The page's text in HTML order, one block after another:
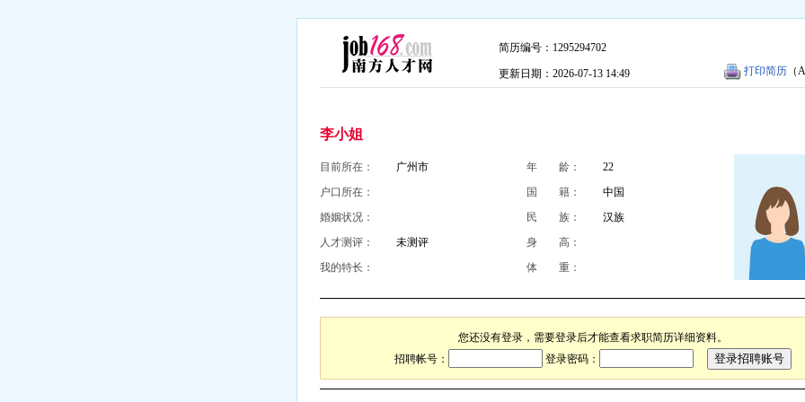
简历编号：1295294702
更新日期：2026-07-13 14:49 打印简历（
李小姐
目前所在： 广州市 年 龄：
22
户口所在：
国 籍：
中国
婚姻状况：
民 族：
汉族
人才测评：
未测评
身 高：
我的特长：
体 重：
您还没有登录，需要登录后才能查看求职简历详细资料。
招聘帐号：
登录密码：